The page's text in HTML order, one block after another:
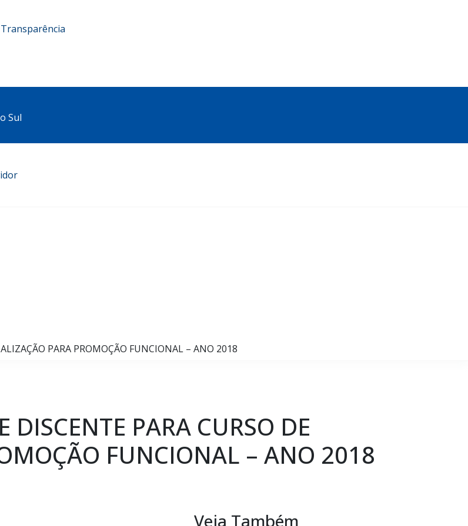
Transparência
Sul
PARA PROMOÇÃO FUNCIONAL – ANO 2018
PARA CURSO DE
FUNCIONAL – ANO 2018
Veja Também